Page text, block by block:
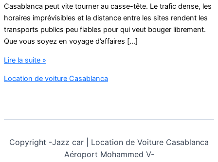
Casablanca peut vite tourner au casse-tête. Le trafic dense, les
horaires imprévisibles et la distance entre les sites rendent les
transports publics peu fiables pour qui veut bouger librement.
Que vous soyez en voyage d’affaires […]
Location
Casablanca
Longue
Lire la suite »
Location de voiture Casablanca
Copyright -Jazz car | Location de Voiture Casablanca
Aéroport Mohammed V-